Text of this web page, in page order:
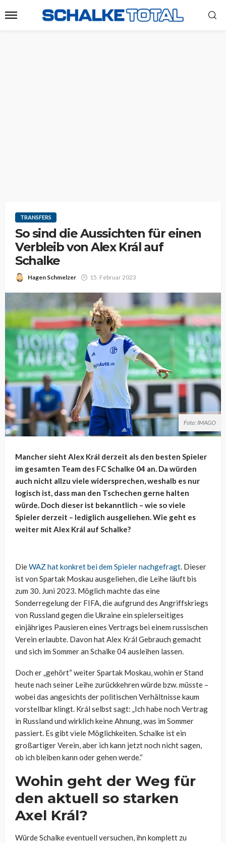
TRANSFERS
So sind die Aussichten für einen
Verbleib von Alex Král auf
Schalke
Hagen Schmelzer 15. Februar 2023
Foto: IMAGO
Mancher sieht Alex Král derzeit als den besten Spieler
im gesamten Team des FC Schalke 04 an. Da würden
auch nicht allzu viele widersprechen, weshalb es nur
logisch ist, dass man den Tschechen gerne halten
würde. Doch dieser ist bekanntlich – wie so viele
Spieler derzeit – lediglich ausgeliehen. Wie geht es
weiter mit Alex Král auf Schalke?
DieWAZ hat konkret bei dem Spieler nachgefragt. Dieser
ist von Spartak Moskau ausgeliehen, die Leihe läuft bis
zum 30. Juni 2023. Möglich machte das eine
Sonderregelung der FIFA, die aufgrund des Angriffskriegs
von Russland gegen die Ukraine ein spielerseitiges
einjähriges Pausieren eines Vertrags bei einem russischen
Verein erlaubte. Davon hat Alex Král Gebrauch gemacht
und sich im Sommer an Schalke 04 ausleihen lassen.
Doch er „gehört“ weiter Spartak Moskau, wohin er Stand
heute nach seiner Leihe zurückkehren würde bzw. müsste –
wobei das angesichts der politischen Verhältnisse kaum
vorstellbar klingt. Král selbst sagt: „Ich habe noch Vertrag
in Russland und wirklich keine Ahnung, was im Sommer
passiert. Es gibt viele Möglichkeiten. Schalke ist ein
großartiger Verein, aber ich kann jetzt noch nicht sagen,
ob ich bleiben kann oder gehen werde.“
Wohin geht der Weg für
den aktuell so starken
Axel Král?
Würde Schalke eventuell versuchen, ihn komplett zu